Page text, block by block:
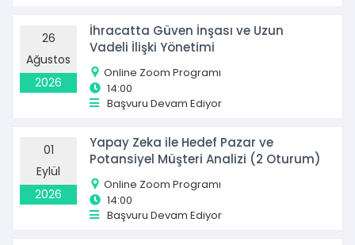
26
Ağustos
2026
İhracatta Güven İnşası ve Uzun
Vadeli İlişki Yönetimi
Online Zoom Programı
14:00
Başvuru Devam Ediyor
01
Eylül
2026
Yapay Zeka ile Hedef Pazar ve
Potansiyel Müşteri Analizi (2 Oturum)
Online Zoom Programı
14:00
Başvuru Devam Ediyor